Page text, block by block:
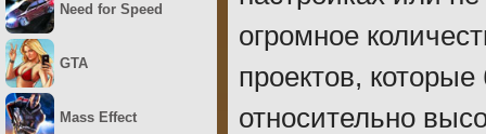
огромное
проектов,
относительно
Need for Speed
GTA
Mass Effect